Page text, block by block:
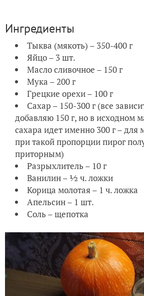
Ингредиенты
Тыква (мякоть) – 350-400 г
Яйцо – 3 шт.
Масло сливочное – 150 г
Мука – 200 г
Грецкие орехи – 100 г
Сахар – 150-300 г (все
добавляю 150 г, но в исходном
сахара идет именно 300 г –
при такой пропорции пирог
приторным)
Разрыхлитель – 10 г
Ванилин – ½ ч. ложки
Корица молотая – 1 ч. ложка
Апельсин – 1 шт.
Соль – щепотка